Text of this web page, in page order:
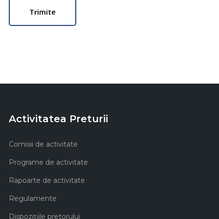
Activitatea Preturii
Comisii de activitate
Programe de activitate
Rapoarte de activitate
Regulamente
Dispozițiile pretorului